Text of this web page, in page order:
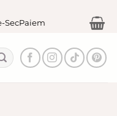
sécurisé